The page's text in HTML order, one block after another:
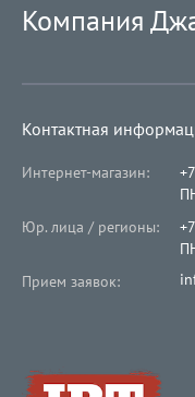
Компания
Контактная
Интернет-магазин:
Юр. лица / регионы:
Прием заявок: